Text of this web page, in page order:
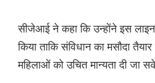
सीजेआई ने कहा कि उन्होंने इस
किया ताकि संविधान का मसौदा
महिलाओं को उचित मान्यता दी जा